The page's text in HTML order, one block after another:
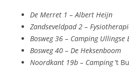
De Merret 1 – Albert Heijn
Zandseveldpad 2 –
Bosweg 36 – Camping Ullingse
Bosweg 40 – De Heksenboom
Noordkant 19b – Camping’t